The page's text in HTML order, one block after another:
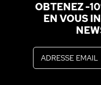
OBTENEZ -
EN VOUS